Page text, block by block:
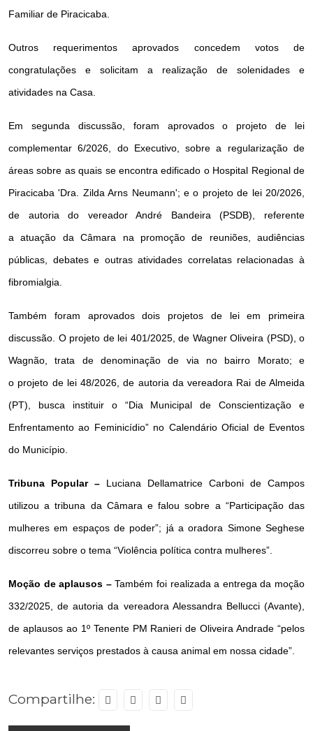
Familiar de Piracicaba.
Outros requerimentos aprovados concedem votos de
congratulações e solicitam a realização de solenidades e
atividades na Casa.
Em segunda discussão, foram aprovados o projeto de lei
complementar 6/2026, do Executivo, sobre a regularização de
áreas sobre as quais se encontra edificado o Hospital Regional de
Piracicaba 'Dra. Zilda Arns Neumann'; e o projeto de lei 20/2026,
de autoria do vereador André Bandeira (PSDB), referente
a atuação da Câmara na promoção de reuniões, audiências
públicas, debates e outras atividades correlatas relacionadas à
fibromialgia.
Também foram aprovados dois projetos de lei em primeira
discussão. O projeto de lei 401/2025, de Wagner Oliveira (PSD), o
Wagnão, trata de denominação de via no bairro Morato; e
o projeto de lei 48/2026, de autoria da vereadora Rai de Almeida
(PT), busca instituir o “Dia Municipal de Conscientização e
Enfrentamento ao Feminicídio” no Calendário Oficial de Eventos
do Município.
Tribuna Popular – Luciana Dellamatrice Carboni de Campos
utilizou a tribuna da Câmara e falou sobre a “Participação das
mulheres em espaços de poder”; já a oradora Simone Seghese
discorreu sobre o tema “Violência política contra mulheres”.
Moção de aplausos –Também foi realizada a entrega da moção
332/2025, de autoria da vereadora Alessandra Bellucci (Avante),
de aplausos ao 1º Tenente PM Ranieri de Oliveira Andrade “pelos
relevantes serviços prestados à causa animal em nossa cidade”.
Compartilhe: